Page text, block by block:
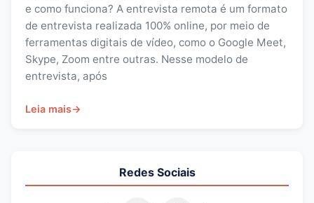
e como funciona? A entrevista remota é um formato
de entrevista realizada 100% online, por meio de
ferramentas digitais de vídeo, como o Google Meet,
Skype, Zoom entre outras. Nesse modelo de
entrevista, após
Leia mais→
Redes Sociais